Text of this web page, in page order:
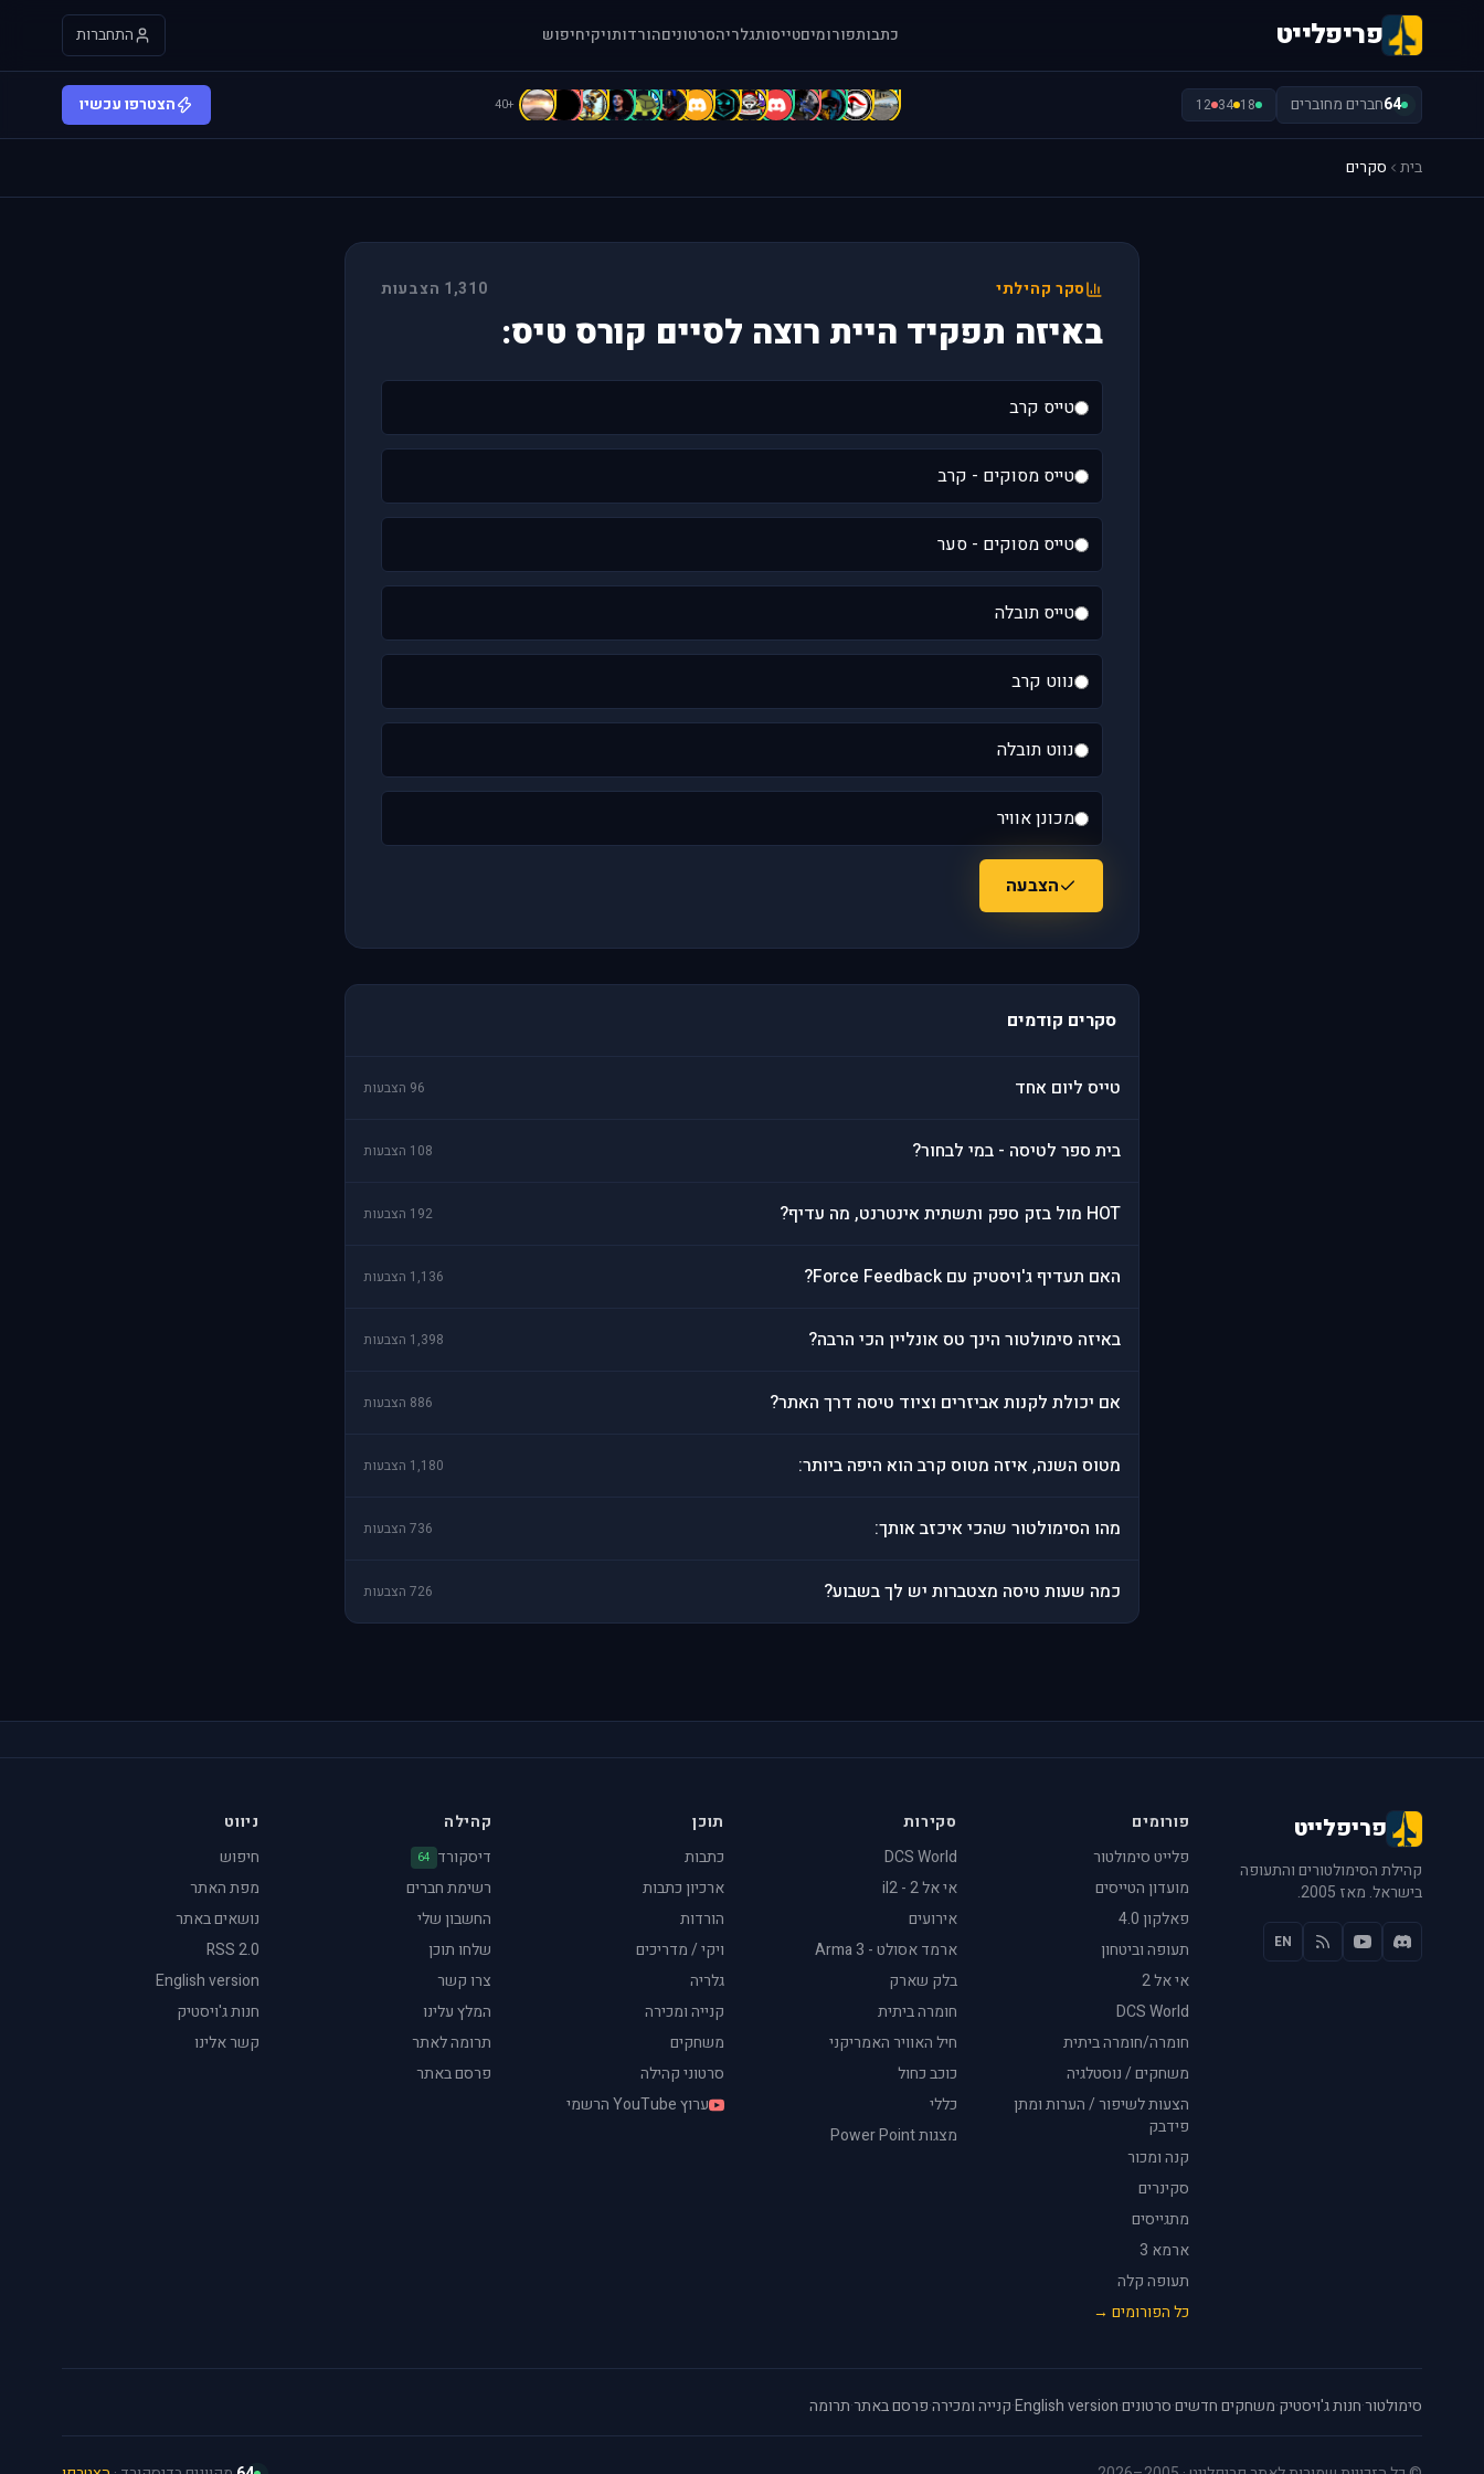
פריפלייט כתבותפורומיםטייסותגלריהסרטוניםהורדותויקיחיפוש התחברות
64חברים מחוברים 18
34
12
[
A
A
A
b
b
B
B
b
C
C
C
d
D
+40 הצטרפו עכשיו
בית סקרים
סקר קהילתי 1,310 הצבעות
באיזה תפקיד היית רוצה לסיים קורס טיס:
טייס קרב
טייס מסוקים - קרב
טייס מסוקים - סער
טייס תובלה
נווט קרב
נווט תובלה
מכונן אוויר
הצבעה
סקרים קודמים
טייס ליום אחד 96 הצבעות
בית ספר לטיסה - במי לבחור? 108 הצבעות
HOT מול בזק ספק ותשתית אינטרנט, מה עדיף? 192 הצבעות
האם תעדיף ג'ויסטיק עם Force Feedback? 1,136 הצבעות
באיזה סימולטור הינך טס אונליין הכי הרבה? 1,398 הצבעות
אם יכולת לקנות אביזרים וציוד טיסה דרך האתר? 886 הצבעות
מטוס השנה, איזה מטוס קרב הוא היפה ביותר: 1,180 הצבעות
מהו הסימולטור שהכי איכזב אותך: 736 הצבעות
כמה שעות טיסה מצטברות יש לך בשבוע? 726 הצבעות
פריפלייט
קהילת הסימולטורים והתעופה
בישראל. מאז 2005.
EN
פורומים
פלייט סימולטור
מועדון הטייסים
פאלקון 4.0
תעופה וביטחון
אי אל 2
DCS World
חומרה/חומרה ביתית
משחקים / נוסטלגיה
הצעות לשיפור / הערות ומתן
פידבק
קנה ומכור
סקינרים
מתגייסים
ארמא 3
תעופה קלה
כל הפורומים →
סקירות
DCS World
אי אל 2 - il2
אירועים
ארמד אסולט - Arma 3
בלק שארק
חומרה ביתית
חיל האוויר האמריקני
כוכב כחול
כללי
מצגות Power Point
תוכן
כתבות
ארכיון כתבות
הורדות
ויקי / מדריכים
גלריה
קנייה ומכירה
משחקים
סרטוני קהילה
ערוץ YouTube הרשמי
קהילה
דיסקורד 64
רשימת חברים
החשבון שלי
שלחו תוכן
צרו קשר
המלץ עלינו
תרומה לאתר
פרסם באתר
ניווט
חיפוש
מפת האתר
נושאים באתר
RSS 2.0
English version
חנות ג'ויסטיק
קשר אלינו
סימולטור·חנות ג'ויסטיק·משחקים חדשים·סרטונים·
English version
·קנייה ומכירה·פרסם באתר·תרומה